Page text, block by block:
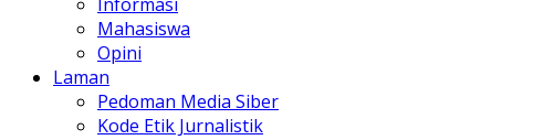
Mahasiswa
Opini
Laman
Pedoman Media Siber
Kode Etik Jurnalistik